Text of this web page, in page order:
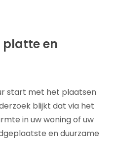
platte en
start met het plaatsen
blijkt dat via het
in uw woning of uw
en duurzame